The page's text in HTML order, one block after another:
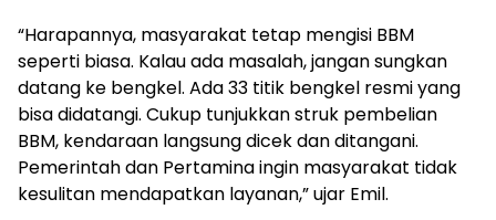
“Harapannya, masyarakat tetap mengisi BBM
seperti biasa. Kalau ada masalah, jangan sungkan
datang ke bengkel. Ada 33 titik bengkel resmi yang
bisa didatangi. Cukup tunjukkan struk pembelian
BBM, kendaraan langsung dicek dan ditangani.
Pemerintah dan Pertamina ingin masyarakat tidak
kesulitan mendapatkan layanan,” ujar Emil.